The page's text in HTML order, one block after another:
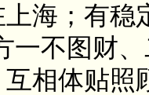
海；有稳
一不图财
相体贴照